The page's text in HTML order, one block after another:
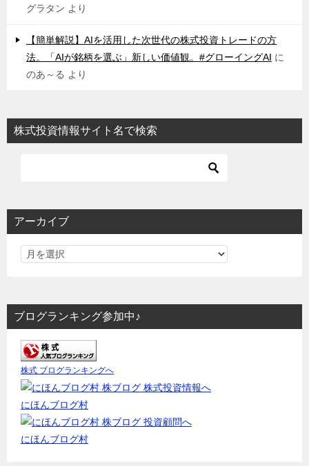
グラタン より
【簡単解説】AIを活用した次世代の株式投資トレードの方
法。「AIが銘柄を選ぶ」新しい価値観。#グローイングAI に
のあ～る より
株式投資情報サイト名で検索
アーカイブ
ブログランキング参加中♪
株式 ブログランキングへ
にほんブログ村
にほんブログ村